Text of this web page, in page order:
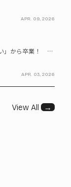
APR. 09, 2026
「何が分からないか、分からない」から卒業！ SBIネオトレード証券で学ぶ、はじめての資産形成
APR. 03, 2026
View All →